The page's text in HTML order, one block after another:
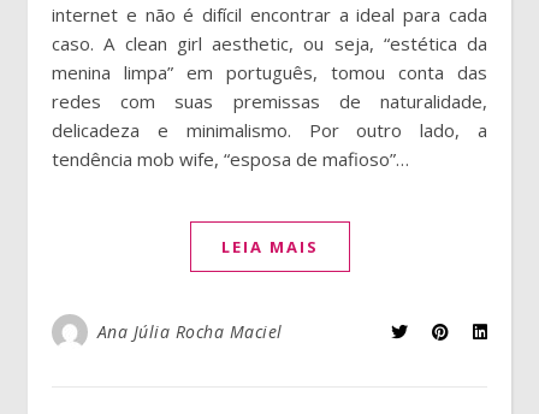
internet e não é difícil encontrar a ideal para cada
caso. A clean girl aesthetic, ou seja, “estética da
menina limpa” em português, tomou conta das
redes com suas premissas de naturalidade,
delicadeza e minimalismo. Por outro lado, a
tendência mob wife, “esposa de mafioso”…
LEIA MAIS
Ana Júlia Rocha Maciel